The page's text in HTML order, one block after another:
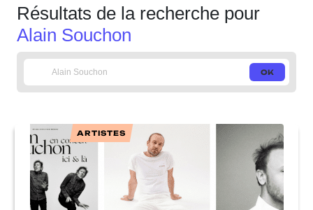
Résultats de la recherche pour
Alain Souchon
ARTISTES